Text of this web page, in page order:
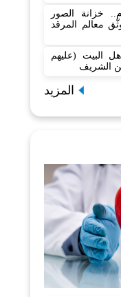
من بينها لقطة تعود لعام 1905م.. خزانة الصور
معالم المرقد
البيت (عليهم
الشريف
المزيد